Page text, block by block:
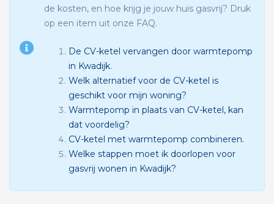
de kosten, en hoe krijg je jouw huis gasvrij? Druk
op een item uit onze FAQ.
De CV-ketel vervangen door warmtepomp
in Kwadijk.
Welk alternatief voor de CV-ketel is
geschikt voor mijn woning?
Warmtepomp in plaats van CV-ketel, kan
dat voordelig?
CV-ketel met warmtepomp combineren.
Welke stappen moet ik doorlopen voor
gasvrij wonen in Kwadijk?